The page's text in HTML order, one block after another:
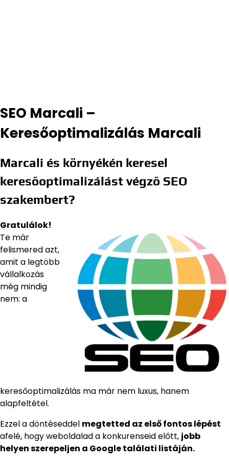
SEO Marcali –
Keresőoptimalizálás Marcali
Marcali és környékén keresel
keresőoptimalizálást végző SEO
szakembert?
Gratulálok!
Te már
felismered azt,
amit a legtöbb
vállalkozás
még mindig
nem: a
keresőoptimalizálás ma már nem luxus, hanem
alapfeltétel.
Ezzel a döntéseddel megtetted az első fontos lépést
afelé, hogy weboldalad a konkurenseid előtt, jobb
helyen szerepeljen a Google találati listáján.